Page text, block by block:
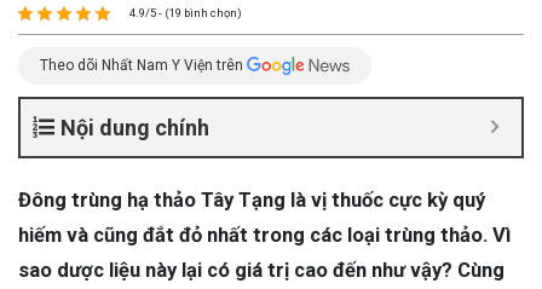
4.9/5 - (19 bình chọn)
Theo dõi Nhất Nam Y Viện trên
Nội dung chính
Đông trùng hạ thảo Tây Tạng là vị thuốc cực kỳ quý
hiếm và cũng đắt đỏ nhất trong các loại trùng thảo. Vì
sao dược liệu này lại có giá trị cao đến như vậy? Cùng